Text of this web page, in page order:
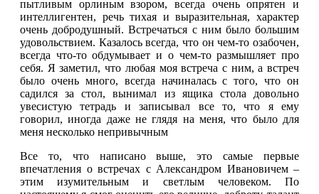
пытливым орлиным взором, всегда очень опрятен и
интеллигентен, речь тихая и выразительная, характер
очень добродушный. Встречаться с ним было большим
удовольствием. Казалось всегда, что он чем-то озабочен,
всегда что-то обдумывает и о чем-то размышляет про
себя. Я заметил, что любая моя встреча с ним, а встреч
было очень много, всегда начиналась с того, что он
садился за стол, вынимал из ящика стола довольно
увесистую тетрадь и записывал все то, что я ему
говорил, иногда даже не глядя на меня, что было для
меня несколько непривычным
Все то, что написано выше, это самые первые
впечатления о встречах с Александром Ивановичем –
этим изумительным и светлым человеком. По